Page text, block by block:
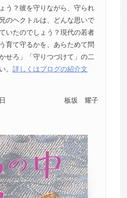
う？彼を守りながら、守られ
のヘクトルは、どんな思いで
いたのでしょう？現代の若者
育て守るかを、あらためて問
せろ」「守りつづけて」の二
。 詳しくはブログの紹介文
板坂 耀子